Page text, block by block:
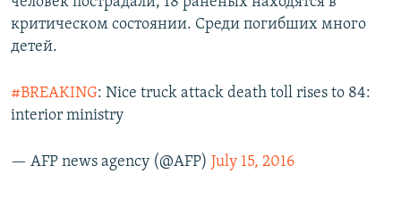
критическом состоянии. Среди погибших много
детей.
#BREAKING: Nice truck attack death toll rises to 84:
interior ministry
— AFP news agency (@AFP) July 15, 2016